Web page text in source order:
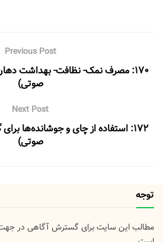
Previous Post
۱۷۰: مصرف نمک- نظافت- بهداشت
صوتی)
Next Post
۱۷۲: استفاده از چای و جوشانده‌ها
صوتی)
توجه
مطالب این سایت برای گسترش آگاهی در